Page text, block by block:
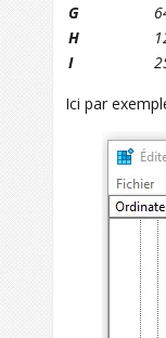
G
H
I
Ici par